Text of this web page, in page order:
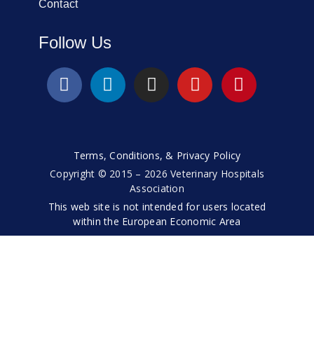
Contact
Follow Us
Terms, Conditions, & Privacy Policy
Copyright © 2015 – 2026 Veterinary Hospitals
Association
This web site is not intended for users located
within the European Economic Area